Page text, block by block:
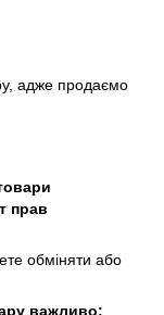
адже продаємо
прав
обміняти або
важливо: